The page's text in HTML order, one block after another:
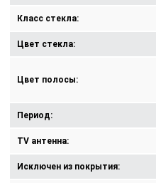
Класс стекла:
Цвет стекла:
Цвет полосы:
Период:
TV антенна:
Исключен из покрытия: